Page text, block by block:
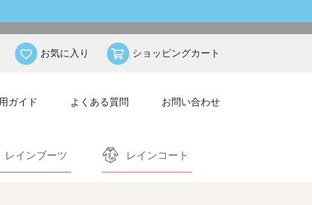
お気に入り ショッピングカート
ガイド よくある質問 お問い合わせ
レインブーツ レインコート